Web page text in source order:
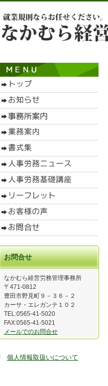
お問合せ
なかむら経営労務管理事務所
〒471-0812
豊田市野見町９－３６－２
カーサ・エレガンテ１０２
TEL:0565-41-5020
FAX:0565-41-5021
メールでのお問合せ
個人情報取扱いについて